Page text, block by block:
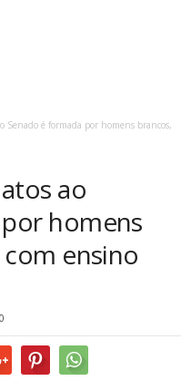
Senado é formada por homens brancos,
ao
homens
ensino
0